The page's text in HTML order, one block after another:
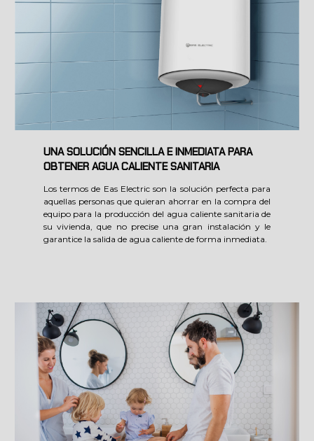
UNA SOLUCIÓN SENCILLA E INMEDIATA PARA
OBTENER AGUA CALIENTE SANITARIA
Los termos de Eas Electric son la solución perfecta para
aquellas personas que quieran ahorrar en la compra del
equipo para la producción del agua caliente sanitaria de
su vivienda, que no precise una gran instalación y le
garantice la salida de agua caliente de forma inmediata.